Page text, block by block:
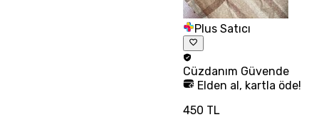
Plus Satıcı
Cüzdanım Güvende
Elden al, kartla öde!
450 TL